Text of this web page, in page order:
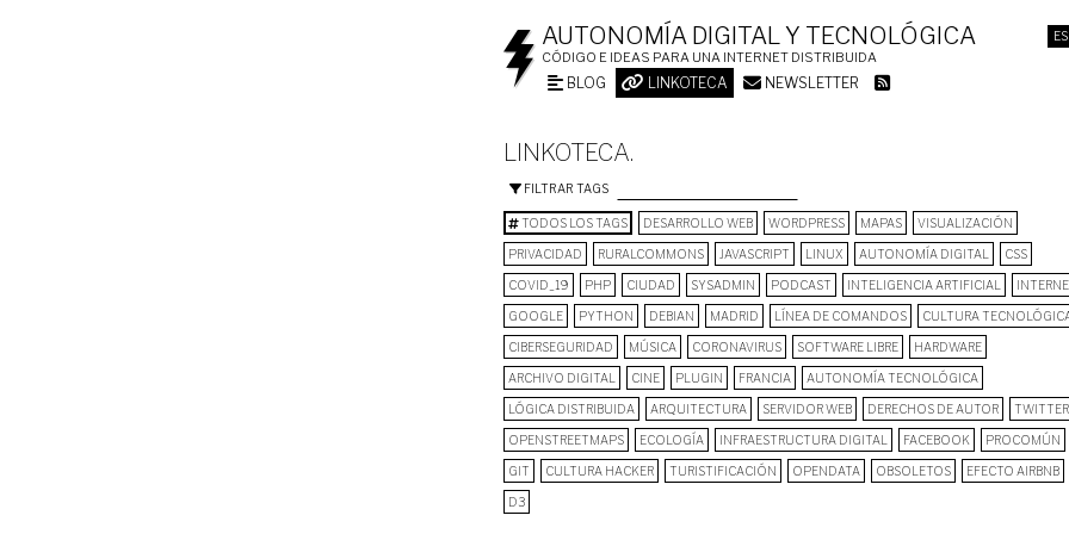
ES
AUTONOMÍA DIGITAL Y TECNOLÓGICA
CÓDIGO E IDEAS PARA UNA INTERNET DISTRIBUIDA
BLOG LINKOTECA NEWSLETTER
LINKOTECA.
FILTRAR TAGS
TODOS LOS TAGS DESARROLLO WEB WORDPRESS MAPAS VISUALIZACIÓN
PRIVACIDAD RURALCOMMONS JAVASCRIPT LINUX AUTONOMÍA DIGITAL CSS
COVID_19 PHP CIUDAD SYSADMIN PODCAST INTELIGENCIA ARTIFICIAL
GOOGLE PYTHON DEBIAN MADRID LÍNEA DE COMANDOS CULTURA
CIBERSEGURIDAD MÚSICA CORONAVIRUS SOFTWARE LIBRE HARDWARE
ARCHIVO DIGITAL CINE PLUGIN FRANCIA AUTONOMÍA TECNOLÓGICA
LÓGICA DISTRIBUIDA ARQUITECTURA SERVIDOR WEB DERECHOS DE AUTOR TWITTER
OPENSTREETMAPS ECOLOGÍA INFRAESTRUCTURA DIGITAL FACEBOOK PROCOMÚN
GIT CULTURA HACKER TURISTIFICACIÓN OPENDATA OBSOLETOS EFECTO AIRBNB
D3